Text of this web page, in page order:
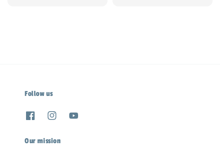
Follow us
Our mission